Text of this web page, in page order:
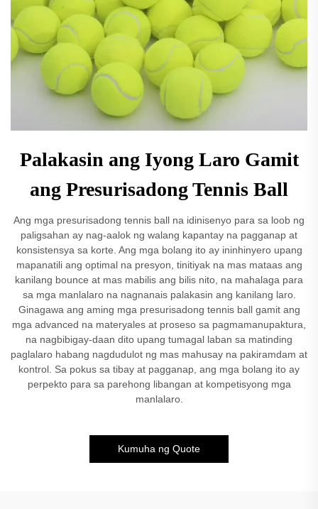
Palakasin ang Iyong Laro Gamit
ang Presurisadong Tennis Ball
Ang mga presurisadong tennis ball na idinisenyo para sa loob ng
paligsahan ay nag-aalok ng walang kapantay na pagganap at
konsistensya sa korte. Ang mga bolang ito ay ininhinyero upang
mapanatili ang optimal na presyon, tinitiyak na mas mataas ang
kanilang bounce at mas mabilis ang bilis nito, na mahalaga para
sa mga manlalaro na nagnanais palakasin ang kanilang laro.
Ginagawa ang aming mga presurisadong tennis ball gamit ang
mga advanced na materyales at proseso sa pagmamanupaktura,
na nagbibigay-daan dito upang tumagal laban sa matinding
paglalaro habang nagdudulot ng mas mahusay na pakiramdam at
kontrol. Sa pokus sa tibay at pagganap, ang mga bolang ito ay
perpekto para sa parehong libangan at kompetisyong mga
manlalaro.
Kumuha ng Quote